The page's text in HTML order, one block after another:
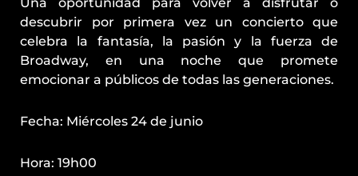
descubrir por primera vez un concierto que
celebra la fantasía, la pasión y la fuerza de
Broadway, en una noche que promete
emocionar a públicos de todas las generaciones.
Fecha: Miércoles 24 de junio
Hora: 19h00